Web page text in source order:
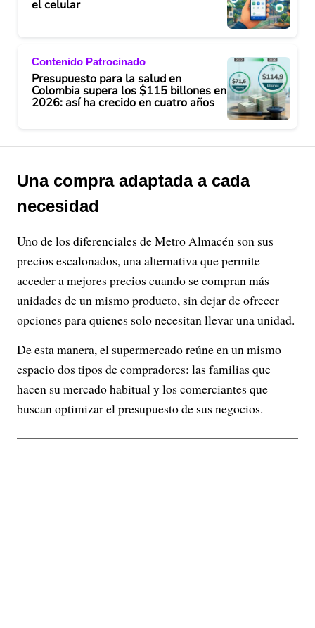
el celular
Contenido Patrocinado
Presupuesto para la salud en
Colombia supera los $115 billones en
2026: así ha crecido en cuatro años
Una compra adaptada a cada
necesidad
Uno de los diferenciales de Metro Almacén son sus
precios escalonados, una alternativa que permite
acceder a mejores precios cuando se compran más
unidades de un mismo producto, sin dejar de ofrecer
opciones para quienes solo necesitan llevar una unidad.
De esta manera, el supermercado reúne en un mismo
espacio dos tipos de compradores: las familias que
hacen su mercado habitual y los comerciantes que
buscan optimizar el presupuesto de sus negocios.